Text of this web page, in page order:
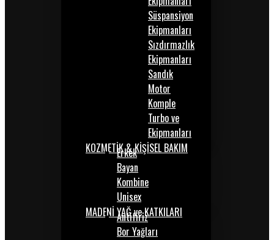
Süspansiyon
Ekipmanları
Sızdırmazlık
Ekipmanları
Sandık
Motor
Komple
Turbo ve
Ekipmanları
KOZMETİK & KİŞİSEL BAKIM
Erkek
Bayan
Kombine
Unisex
MADENİ YAĞ ve KATKILARI
Antifiriz
Bor Yağları